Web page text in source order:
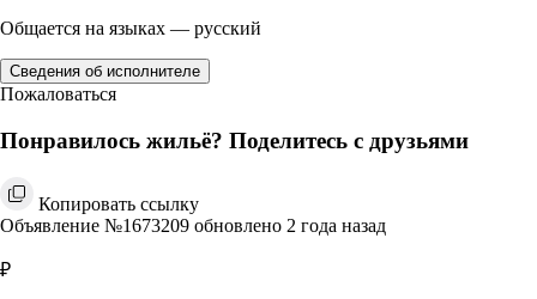
Общается на языках — русский
Сведения об исполнителе
Пожаловаться
Понравилось жильё? Поделитесь с друзьями
Копировать ссылку
Объявление №1673209 обновлено 2 года назад
₽